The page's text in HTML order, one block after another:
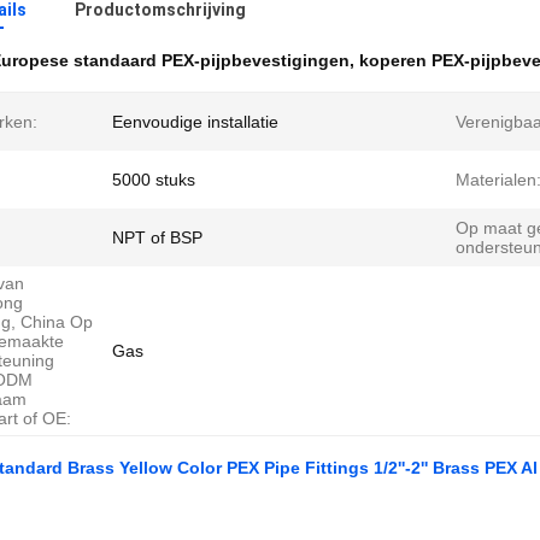
Productomschrijving
standaard PEX-pijpbevestigingen, koperen PEX-
Eenvoudige installatie
5000 stuks Materialen:
NPT of BSP
Op maat
China Op
of OE:
Gas
Brass Yellow Color PEX Pipe Fittings 1/2''-2'' Brass PEX